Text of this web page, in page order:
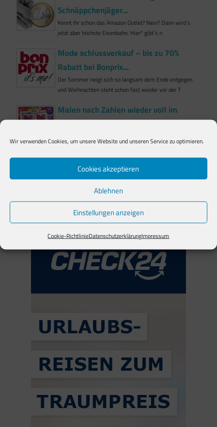
Wir verwenden Cookies, um unsere Website und unseren Service zu optimieren.
Cookies akzeptieren
Ablehnen
Einstellungen anzeigen
Cookie-RichtlinieDatenschutzerklärungImpressum
Schnäppchenjäger...
Kennt Ihr schon das Amazon Outlet? Nein? Dann wird´s
jetzt aber höchste Eisenbahn. Hier* gibt´s n
Mode schlussverkauf – bis zu 70%
Rabatt bei Bonprix...
Der Sommer neigt sich so langsam dem Ende entgegen
und Weihnachten steht schon fast wieder vor der T
Malen nach Zahlen wieder voll im
Trend...
Alles für den Schulanfang einfach
finden...
Das Chaos beherschen! Hefte mit Linien, Hefte mit
Kästchen, Hefte ohne alles, Blöcke mit und ohne
Anzeige*